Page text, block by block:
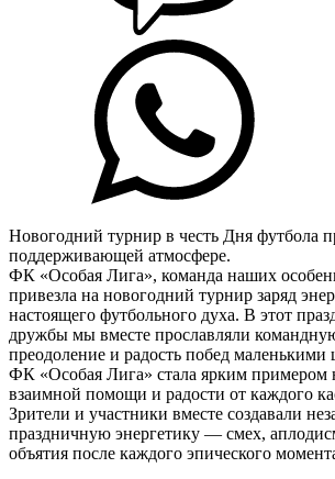
Новогодний турнир в честь Дня футбола
поддерживающей атмосфере.
ФК «Особая Лига», команда наших
привезла на новогодний турнир заряд
настоящего футбольного духа. В этот
дружбы мы вместе прославляли
преодоление и радость побед маленькими
ФК «Особая Лига» стала ярким примером
взаимной помощи и радости от каждого
Зрители и участники вместе создавали
праздничную энергетику — смех,
объятия после каждого эпического